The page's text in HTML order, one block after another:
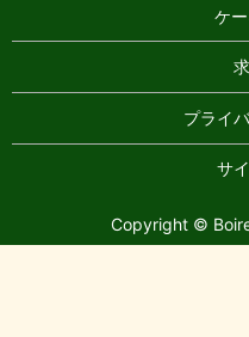
ケ
プライ
サ
Copyright ©